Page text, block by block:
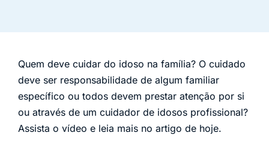
Quem deve cuidar do idoso na família? O cuidado
deve ser responsabilidade de algum familiar
específico ou todos devem prestar atenção por si
ou através de um cuidador de idosos profissional?
Assista o vídeo e leia mais no artigo de hoje.